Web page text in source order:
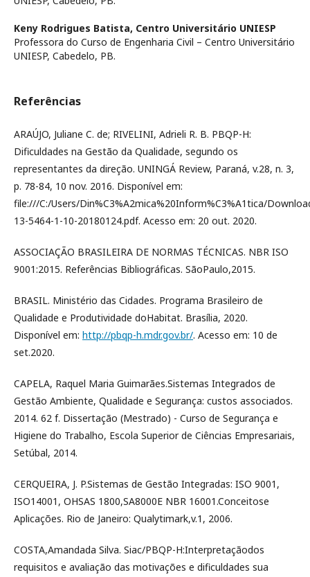
Keny Rodrigues Batista, Centro Universitário UNIESP
Professora do Curso de Engenharia Civil – Centro Universitário
UNIESP, Cabedelo, PB.
Referências
ARAÚJO, Juliane C. de; RIVELINI, Adrieli R. B. PBQP-H:
Dificuldades na Gestão da Qualidade, segundo os
representantes da direção. UNINGÁ Review, Paraná, v.28, n. 3,
p. 78-84, 10 nov. 2016. Disponível em:
file:///C:/Users/Din%C3%A2mica%20Inform%C3%A1tica/
13-5464-1-10-20180124.pdf. Acesso em: 20 out. 2020.
ASSOCIAÇÃO BRASILEIRA DE NORMAS TÉCNICAS. NBR ISO
9001:2015. Referências Bibliográficas. SãoPaulo,2015.
BRASIL. Ministério das Cidades. Programa Brasileiro de
Qualidade e Produtividade doHabitat. Brasília, 2020.
Disponível em: http://pbqp-h.mdr.gov.br/. Acesso em: 10 de
set.2020.
CAPELA, Raquel Maria Guimarães.Sistemas Integrados de
Gestão Ambiente, Qualidade e Segurança: custos associados.
2014. 62 f. Dissertação (Mestrado) - Curso de Segurança e
Higiene do Trabalho, Escola Superior de Ciências Empresariais,
Setúbal, 2014.
CERQUEIRA, J. P.Sistemas de Gestão Integradas: ISO 9001,
ISO14001, OHSAS 1800,SA8000E NBR 16001.Conceitose
Aplicações. Rio de Janeiro: Qualytimark,v.1, 2006.
COSTA,Amandada Silva. Siac/PBQP-H:Interpretaçãodos
requisitos e avaliação das motivações e dificuldades sua